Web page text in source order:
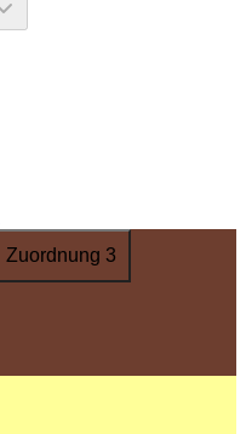
Zuordnung 3